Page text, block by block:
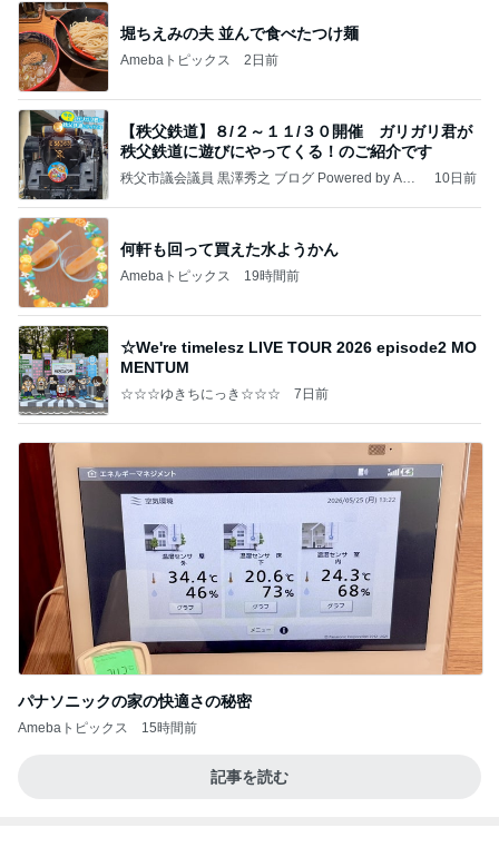
堀ちえみの夫 並んで食べたつけ麺
Amebaトピックス 2日前
【秩父鉄道】８/２～１１/３０開催 ガリガリ君が
秩父鉄道に遊びにやってくる！のご紹介です
秩父市議会議員 黒澤秀之 ブログ Powered by Ame
10日前
何軒も回って買えた水ようかん
Amebaトピックス 19時間前
☆We're timelesz LIVE TOUR 2026 episode2 MO
MENTUM
☆☆☆ゆきちにっき☆☆☆ 7日前
パナソニックの家の快適さの秘密
Amebaトピックス 15時間前
記事を読む